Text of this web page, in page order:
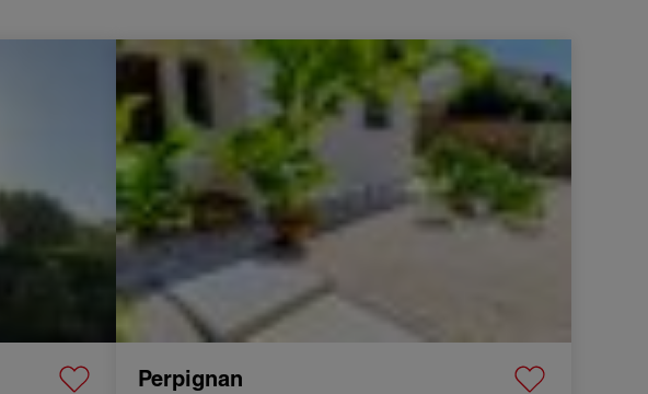
Vente Maison Perpignan 5 Pièces 92 m²
Perpignan